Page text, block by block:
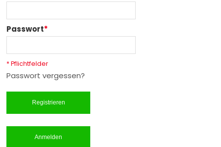
*
Passwort
* Pflichtfelder
Passwort vergessen?
Registrieren
Anmelden